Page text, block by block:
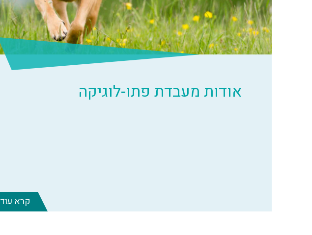
אודות מעבדת פתו-לוגיקה
קרא עוד